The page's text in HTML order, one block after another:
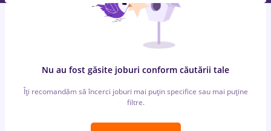
Nu au fost găsite joburi conform căutării tale
Îți recomandăm să încerci joburi mai puțin specifice sau mai puține
filtre.